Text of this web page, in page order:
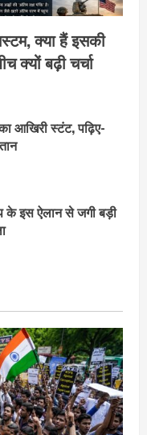
क्या हैं इसकी
क्यों बढ़ी चर्चा
आखिरी स्टंट, पढ़िए-
के इस ऐलान से जगी बड़ी